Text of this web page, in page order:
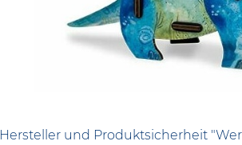
Hersteller und Produktsicherheit